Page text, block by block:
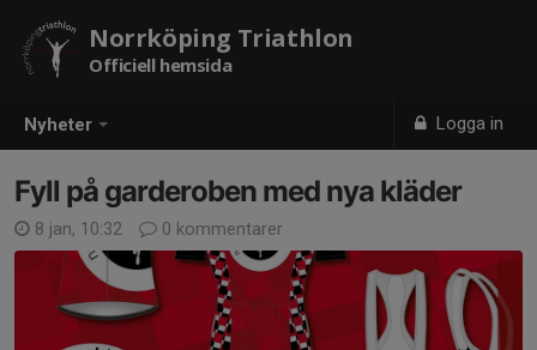
Nyheter Logga in
Norrköping Triathlon
Officiell hemsida
Fyll på garderoben med nya kläder
8 jan, 10:32 0 kommentarer